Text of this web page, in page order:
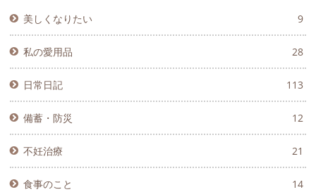
美しくなりたい 9
私の愛用品 28
日常日記 113
備蓄・防災 12
不妊治療 21
食事のこと 14